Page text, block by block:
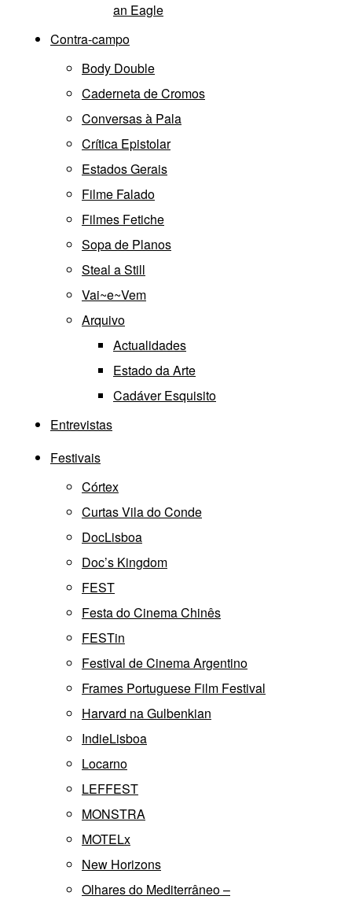
an Eagle
Contra-campo
Body Double
Caderneta de Cromos
Conversas à Pala
Crítica Epistolar
Estados Gerais
Filme Falado
Filmes Fetiche
Sopa de Planos
Steal a Still
Vai~e~Vem
Arquivo
Actualidades
Estado da Arte
Cadáver Esquisito
Entrevistas
Festivais
Córtex
Curtas Vila do Conde
DocLisboa
Doc’s Kingdom
FEST
Festa do Cinema Chinês
FESTin
Festival de Cinema Argentino
Frames Portuguese Film Festival
Harvard na Gulbenkian
IndieLisboa
Locarno
LEFFEST
MONSTRA
MOTELx
New Horizons
Olhares do Mediterrâneo –